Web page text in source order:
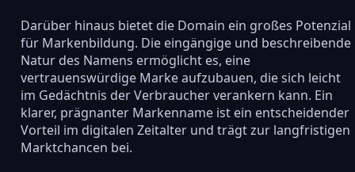
Darüber hinaus bietet die Domain ein großes Potenzial
für Markenbildung. Die eingängige und beschreibende
Natur des Namens ermöglicht es, eine
vertrauenswürdige Marke aufzubauen, die sich leicht
im Gedächtnis der Verbraucher verankern kann. Ein
klarer, prägnanter Markenname ist ein entscheidender
Vorteil im digitalen Zeitalter und trägt zur langfristigen
Marktchancen bei.